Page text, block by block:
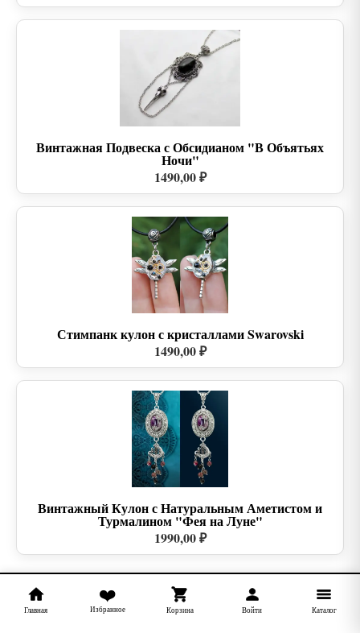
Винтажная Подвеска с Обсидианом "В Объятьях
Ночи"
1490,00 ₽
Стимпанк кулон с кристаллами Swarovski
1490,00 ₽
Винтажный Кулон с Натуральным Аметистом и
Турмалином "Фея на Луне"
1990,00 ₽
Главная Каталог
❤️
Избранное Корзина Войти